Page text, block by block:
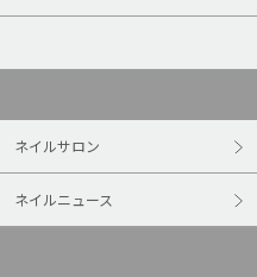
ネイルサロン
ネイルニュース